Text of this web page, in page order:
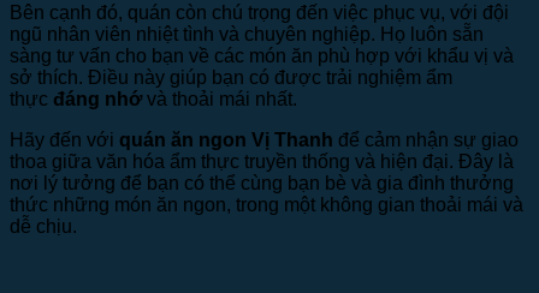
Bên cạnh đó, quán còn chú trọng đến việc phục vụ, với đội
ngũ nhân viên nhiệt tình và chuyên nghiệp. Họ luôn sẵn
sàng tư vấn cho bạn về các món ăn phù hợp với khẩu vị và
sở thích. Điều này giúp bạn có được trải nghiệm ẩm
thực đáng nhớ và thoải mái nhất.
Hãy đến với quán ăn ngon Vị Thanh để cảm nhận sự giao
thoa giữa văn hóa ẩm thực truyền thống và hiện đại. Đây là
nơi lý tưởng để bạn có thể cùng bạn bè và gia đình thưởng
thức những món ăn ngon, trong một không gian thoải mái và
dễ chịu.